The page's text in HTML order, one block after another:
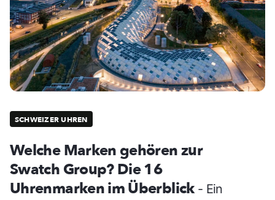
SCHWEIZER UHREN
Welche Marken gehören zur
Swatch Group? Die 16
Uhrenmarken im Überblick - Ein